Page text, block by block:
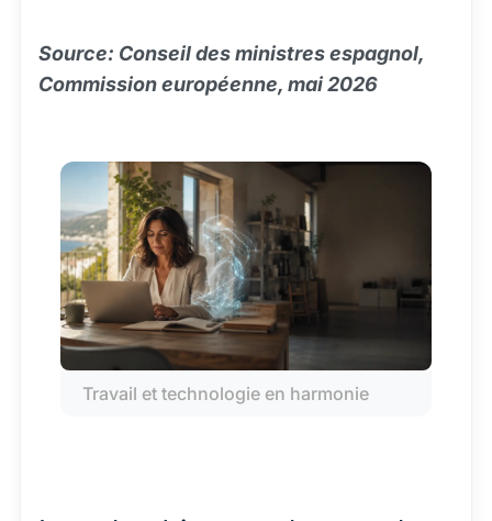
Source: Conseil des ministres espagnol,
Commission européenne, mai 2026
Travail et technologie en harmonie